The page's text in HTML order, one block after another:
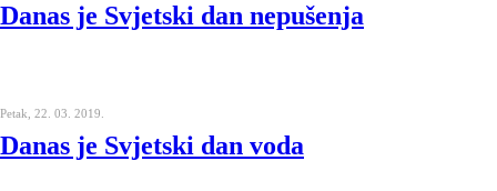
Danas je Svjetski dan nepušenja
Petak, 22. 03. 2019.
Danas je Svjetski dan voda